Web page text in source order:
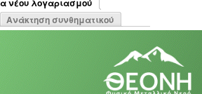
καρτέλες
νέου λογαριασμού
Ανάκτηση συνθηματικού